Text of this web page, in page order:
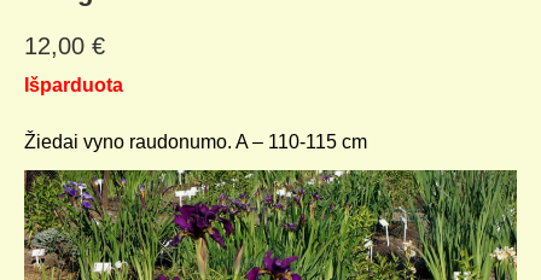
12,00 €
Išparduota
Žiedai vyno raudonumo. A – 110-115 cm